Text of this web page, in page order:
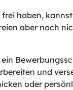
haben,
aber noch
und
oder